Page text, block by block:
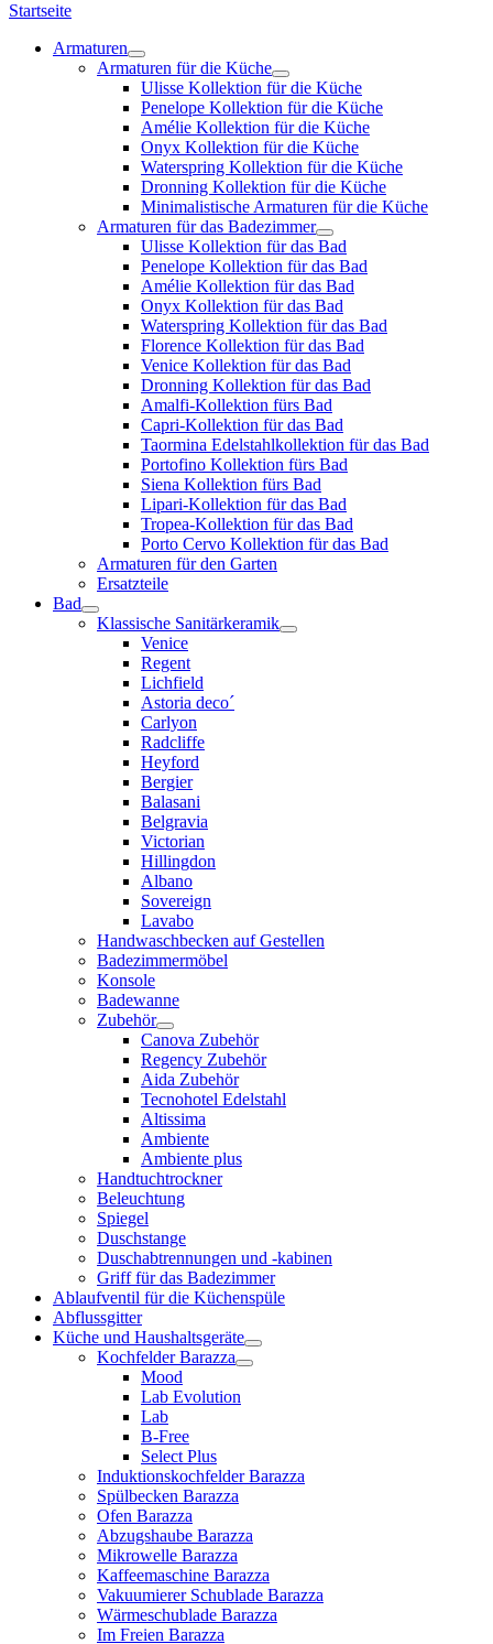
Startseite
Armaturen
Armaturen für die Küche
Ulisse Kollektion für die Küche
Penelope Kollektion für die Küche
Amélie Kollektion für die Küche
Onyx Kollektion für die Küche
Waterspring Kollektion für die Küche
Dronning Kollektion für die Küche
Minimalistische Armaturen für die Küche
Armaturen für das Badezimmer
Ulisse Kollektion für das Bad
Penelope Kollektion für das Bad
Amélie Kollektion für das Bad
Onyx Kollektion für das Bad
Waterspring Kollektion für das Bad
Florence Kollektion für das Bad
Venice Kollektion für das Bad
Dronning Kollektion für das Bad
Amalfi-Kollektion fürs Bad
Capri-Kollektion für das Bad
Taormina Edelstahlkollektion für das Bad
Portofino Kollektion fürs Bad
Siena Kollektion fürs Bad
Lipari-Kollektion für das Bad
Tropea-Kollektion für das Bad
Porto Cervo Kollektion für das Bad
Armaturen für den Garten
Ersatzteile
Bad
Klassische Sanitärkeramik
Venice
Regent
Lichfield
Astoria deco´
Carlyon
Radcliffe
Heyford
Bergier
Balasani
Belgravia
Victorian
Hillingdon
Albano
Sovereign
Lavabo
Handwaschbecken auf Gestellen
Badezimmermöbel
Konsole
Badewanne
Zubehör
Canova Zubehör
Regency Zubehör
Aida Zubehör
Tecnohotel Edelstahl
Altissima
Ambiente
Ambiente plus
Handtuchtrockner
Beleuchtung
Spiegel
Duschstange
Duschabtrennungen und -kabinen
Griff für das Badezimmer
Ablaufventil für die Küchenspüle
Abflussgitter
Küche und Haushaltsgeräte
Kochfelder Barazza
Mood
Lab Evolution
Lab
B-Free
Select Plus
Induktionskochfelder Barazza
Spülbecken Barazza
Ofen Barazza
Abzugshaube Barazza
Mikrowelle Barazza
Kaffeemaschine Barazza
Vakuumierer Schublade Barazza
Wärmeschublade Barazza
Im Freien Barazza